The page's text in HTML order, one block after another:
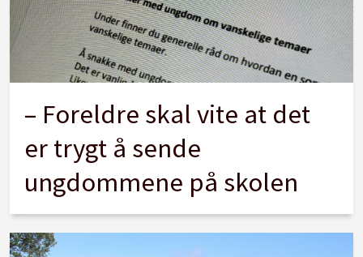
– Foreldre skal vite at det
er trygt å sende
ungdommene på skolen